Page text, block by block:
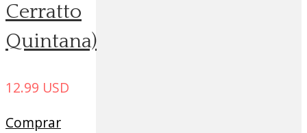
Cerratto
Quintana)
12.99 USD
Comprar